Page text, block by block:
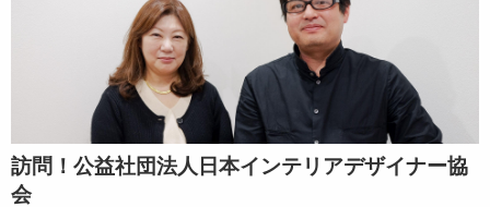
訪問！公益社団法人日本インテリアデザイナー協
会